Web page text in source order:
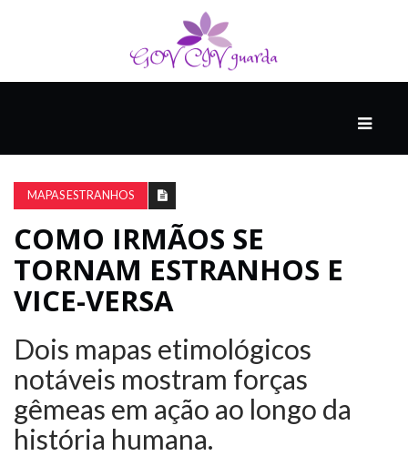
DO
THINK
COMPANHEIRO
COMEÇA
UM
ESTRONDO
MAPAS ESTRANHOS
COMO IRMÃOS SE
TORNAM ESTRANHOS E
VICE-VERSA
Dois mapas etimológicos
notáveis ​​mostram forças
gêmeas em ação ao longo da
história humana.